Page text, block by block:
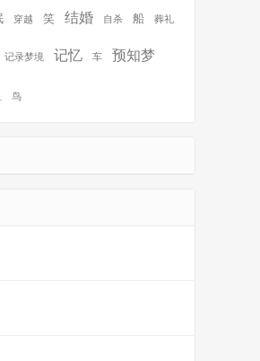
穿越 笑 结婚 自杀 船 葬礼
记录梦境 记忆 车 预知梦
鸟